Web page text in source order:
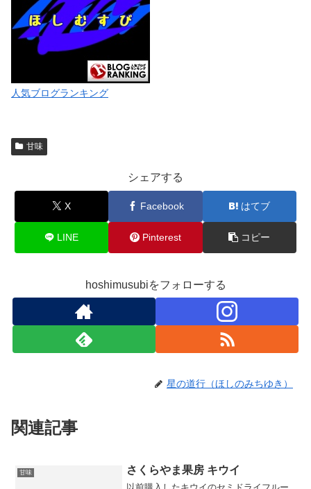
人気ブログランキング
甘味
シェアする
X Facebook はてブ
LINE Pinterest コピー
hoshimusubiをフォローする
星の道行（ほしのみちゆき）
関連記事
甘味 さくらやま果房 キウイ